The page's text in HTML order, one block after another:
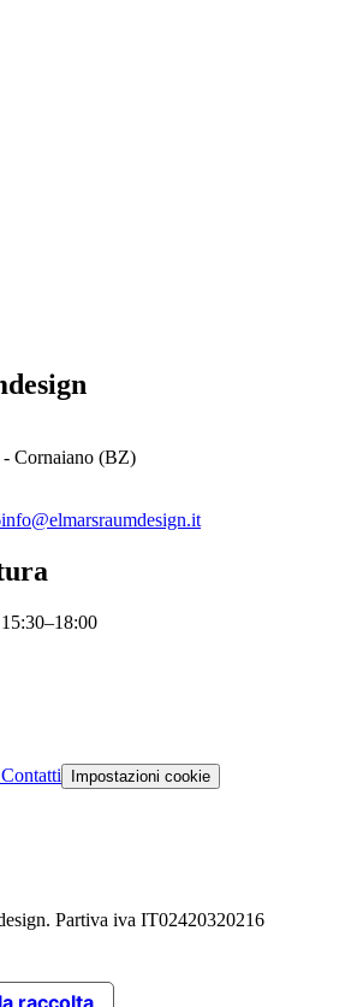
Cornaiano (BZ)
info@elmarsraumdesign.it
Contatti Impostazioni cookie
Partiva iva IT02420320216
raccolta